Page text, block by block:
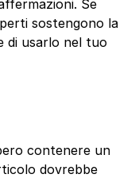
Se
sostengono la
di usarlo nel tuo
contenere un
dovrebbe